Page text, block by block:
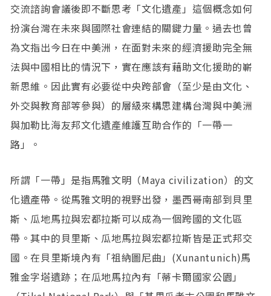
交流諮詢會議後即不斷思考「文化遺產」這個概念如何
扮演台灣在未來與國際社會連結的關鍵力量。過去也曾
為文指出今日在中美洲，在面對未來的經濟援助完全無
法與中國相比的情況下，實在應該有藉助文化援助的嶄
新思維。因此實有必要從中央跨部會（至少是由文化、
外交與教育部等參與）的層級來構思建構台灣與中美洲
與加勒比海友邦文化遺產維護互助合作的「一帶一
路」。
所謂「一帶」是指馬雅文明（Maya civilization）的文
化遺產帶。從馬雅文明的視野出發，墨西哥南部到貝里
斯、瓜地馬拉與宏都拉斯可以成為一個跨國的文化區
帶。其中的貝里斯、瓜地馬拉與宏都拉斯皆是正式邦交
國。在貝里斯境內有「祖納圖尼曲」(Xunantunich)馬
雅金字塔遺跡；在瓜地馬拉內有「蒂卡爾國家公園」